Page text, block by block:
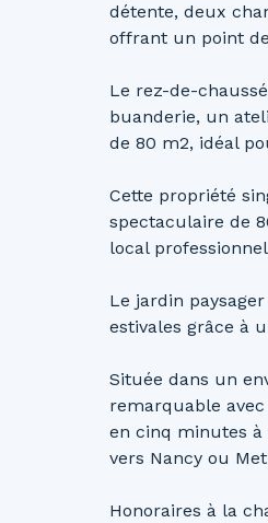
détente, deux
offrant un point
Le rez-de-
buanderie, un
de 80 m2, idéal
Cette propriété
spectaculaire de
local
Le jardin
estivales grâce à
Située dans un
remarquable
en cinq minutes à
vers Nancy ou
Honoraires à la